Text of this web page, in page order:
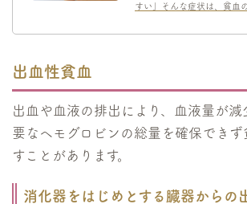
すい」そんな症状は、貧血
出血性貧血
出血や血液の排出により、血液量が減
要なヘモグロビンの総量を確保できず
すことがあります。
消化器をはじめとする臓器からの